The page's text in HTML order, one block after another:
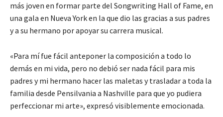
más joven en formar parte del Songwriting Hall of Fame, en
una gala en Nueva York en la que dio las gracias a sus padres
y a su hermano por apoyar su carrera musical.
«Para mí fue fácil anteponer la composición a todo lo
demás en mi vida, pero no debió ser nada fácil para mis
padres y mi hermano hacer las maletas y trasladar a toda la
familia desde Pensilvania a Nashville para que yo pudiera
perfeccionar mi arte», expresó visiblemente emocionada.